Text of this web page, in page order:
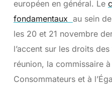
européen en général. Le
fondamentaux au sein
les 20 et 21 novembre
l’accent sur les droits
réunion, la commissaire
Consommateurs et à